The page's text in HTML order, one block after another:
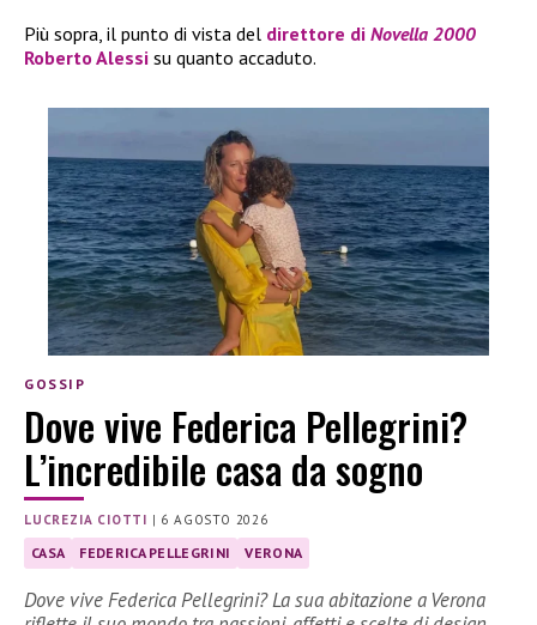
Più sopra, il punto di vista del direttore di Novella 2000
Roberto Alessi su quanto accaduto.
GOSSIP
Dove vive Federica Pellegrini?
L’incredibile casa da sogno
LUCREZIA CIOTTI | 6 AGOSTO 2026
CASA FEDERICA PELLEGRINI VERONA
Dove vive Federica Pellegrini? La sua abitazione a Verona